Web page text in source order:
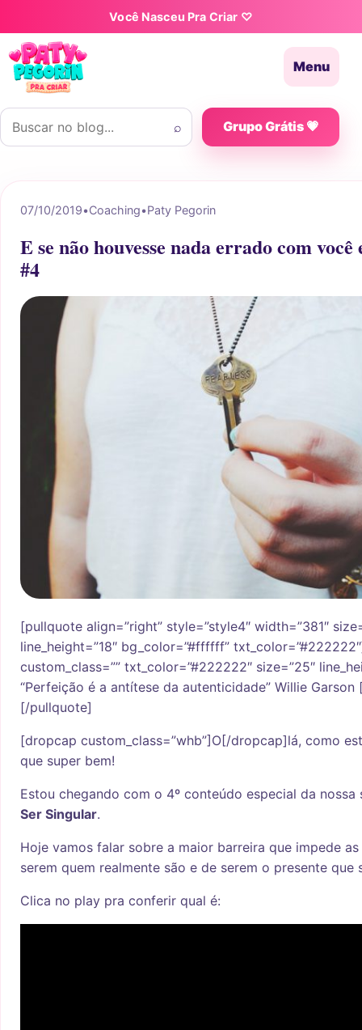
Pular para o conteúdoVocê Nasceu Pra Criar ♡
Menu
Buscar por:
⌕ Grupo Grátis 💗
07/10/2019•Coaching•Paty Pegorin
E se não houvesse nada errado com você
#4
[pullquote align=”right” style=”style4″ width=”381″
line_height=”18″ bg_color=”#ffffff”
custom_class=”” txt_color=”#222222″ size=”25″
“Perfeição é a antítese da autenticidade” Willie
[/pullquote]
[dropcap custom_class=”whb”]O[/dropcap]lá, como
que super bem!
Estou chegando com o 4º conteúdo especial da nossa
Ser Singular.
Hoje vamos falar sobre a maior barreira que impede
serem quem realmente são e de serem o presente que
Clica no play pra conferir qual é: